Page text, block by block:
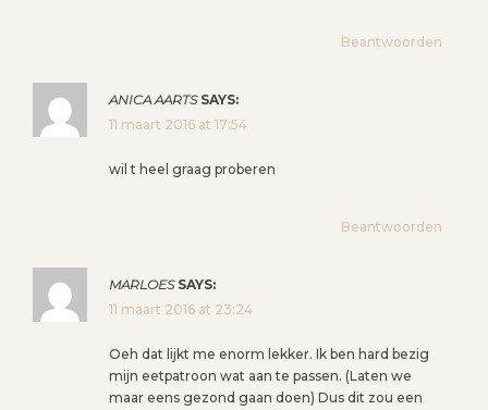
Beantwoorden
ANICA AARTS SAYS:
11 maart 2016 at 17:54
wil t heel graag proberen
Beantwoorden
MARLOES SAYS:
11 maart 2016 at 23:24
Oeh dat lijkt me enorm lekker. Ik ben hard bezig
mijn eetpatroon wat aan te passen. (Laten we
maar eens gezond gaan doen) Dus dit zou een